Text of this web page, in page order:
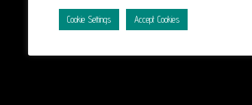
Cookie Settings Accept Cookies